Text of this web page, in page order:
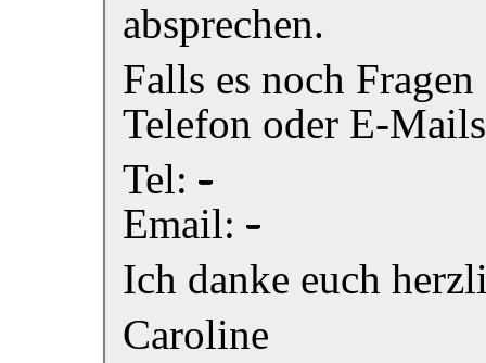
absprechen.
Falls es noch
Telefon oder E-
Tel: -
Email: -
Ich danke euch
Caroline